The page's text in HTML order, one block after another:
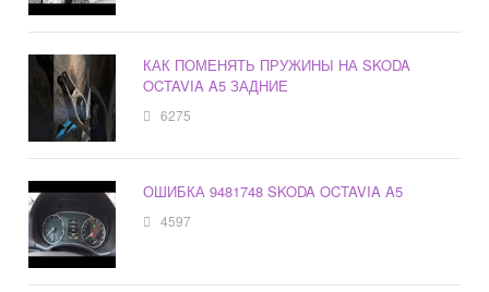
КАК ПОМЕНЯТЬ ПРУЖИНЫ НА SKODA
OCTAVIA A5 ЗАДНИЕ
6275
ОШИБКА 9481748 SKODA OCTAVIA A5
4597